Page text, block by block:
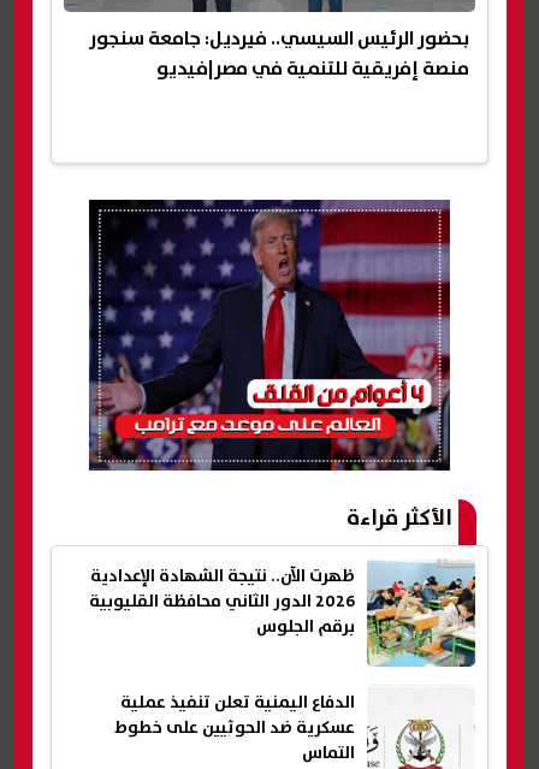
بحضور الرئيس السيسي.. فيرديل: جامعة سنجور
منصة إفريقية للتنمية في مصر|فيديو
الأكثر قراءة
ظهرت الآن.. نتيجة الشهادة الإعدادية
2026 الدور الثاني محافظة القليوبية
برقم الجلوس
الدفاع اليمنية تعلن تنفيذ عملية
عسكرية ضد الحوثيين على خطوط
التماس